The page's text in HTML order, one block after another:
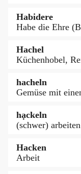
Habidere
Habe die Ehre
Hachel
Küchenhobel,
hacheln
Gemüse mit
hạckeln
(schwer) arbeiten
Hacken
Arbeit